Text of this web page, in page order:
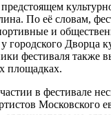
По её словам,
и
Дворца
фестиваля также
площадках.
в фестивале
Московского